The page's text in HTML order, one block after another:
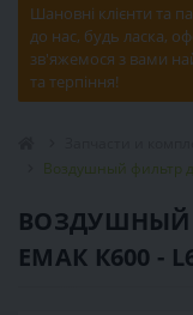
Шановні клієнти та
до нас, будь ласка,
зв'яжемося з вами
та терпіння!
Воздушный фильтр
ВОЗДУШНЫЙ
ЕМАК К600 -